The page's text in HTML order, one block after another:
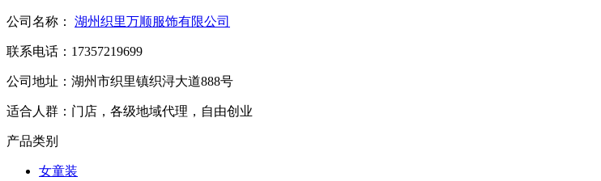
公司名称： 湖州织里万顺服饰有限公司
联系电话： 17357219699
公司地址： 湖州市织里镇织浔大道888号
适合人群： 门店，各级地域代理，自由创业
产品类别
女童装